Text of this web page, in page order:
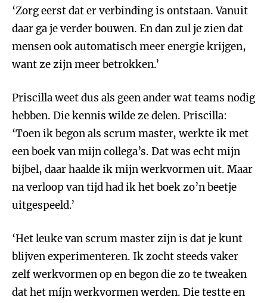
‘Zorg eerst dat er verbinding is ontstaan. Vanuit
daar ga je verder bouwen. En dan zul je zien dat
mensen ook automatisch meer energie krijgen,
want ze zijn meer betrokken.’
Priscilla weet dus als geen ander wat teams nodig
hebben. Die kennis wilde ze delen. Priscilla:
‘Toen ik begon als scrum master, werkte ik met
een boek van mijn collega’s. Dat was echt mijn
bijbel, daar haalde ik mijn werkvormen uit. Maar
na verloop van tijd had ik het boek zo’n beetje
uitgespeeld.’
‘Het leuke van scrum master zijn is dat je kunt
blijven experimenteren. Ik zocht steeds vaker
zelf werkvormen op en begon die zo te tweaken
dat het míjn werkvormen werden. Die testte en